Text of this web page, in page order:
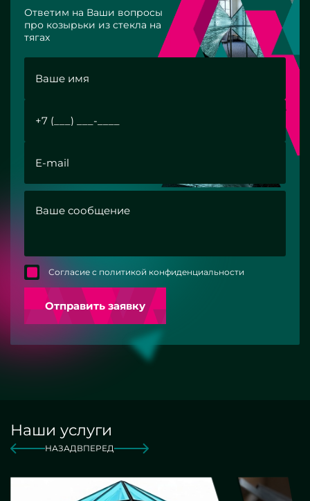
Ответим на Ваши вопросы
про козырьки из стекла на
тягах
Согласие с политикой конфиденциальности
Отправить заявку
Наши услуги
НАЗАДВПЕРЕД